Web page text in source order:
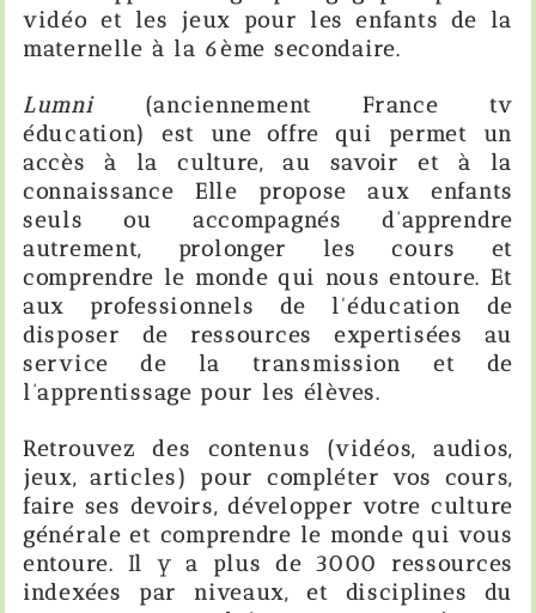
vidéo et les jeux pour les enfants de la
maternelle à la 6ème secondaire.
Lumni (anciennement France tv
éducation) est une offre qui permet un
accès à la culture, au savoir et à la
connaissance Elle propose aux enfants
seuls ou accompagnés d’apprendre
autrement, prolonger les cours et
comprendre le monde qui nous entoure. Et
aux professionnels de l'éducation de
disposer de ressources expertisées au
service de la transmission et de
l’apprentissage pour les élèves.
Retrouvez des contenus (vidéos, audios,
jeux, articles) pour compléter vos cours,
faire ses devoirs, développer votre culture
générale et comprendre le monde qui vous
entoure. Il y a plus de 3000 ressources
indexées par niveaux, et disciplines du